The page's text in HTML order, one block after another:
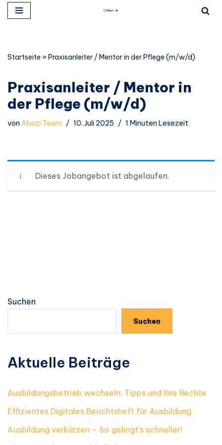
springen
Startseite »Praxisanleiter / Mentor in der Pflege (m/w/d)
Praxisanleiter / Mentor in
der Pflege (m/w/d)
vonAbuzi Team 10. Juli 2025 1 Minuten Lesezeit
Dieses Jobangebot ist abgelaufen.
Suchen
Suchen
Aktuelle Beiträge
Ausbildungsbetrieb wechseln: Tipps und Ihre Rechte
Effizientes Digitales Berichtsheft für Ausbildung
Ausbildung verkürzen – So gelingt’s schneller!